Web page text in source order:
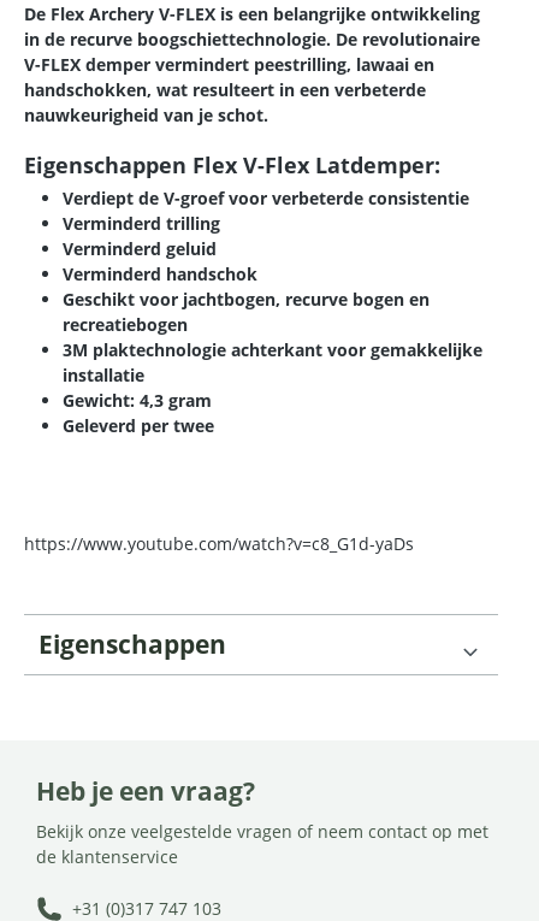
De Flex Archery V-FLEX is een belangrijke ontwikkeling
in de recurve boogschiettechnologie. De revolutionaire
V-FLEX demper vermindert peestrilling, lawaai en
handschokken, wat resulteert in een verbeterde
nauwkeurigheid van je schot.
Eigenschappen Flex V-Flex Latdemper:
Verdiept de V-groef voor verbeterde consistentie
Verminderd trilling
Verminderd geluid
Verminderd handschok
Geschikt voor jachtbogen, recurve bogen en
recreatiebogen
3M plaktechnologie achterkant voor gemakkelijke
installatie
Gewicht: 4,3 gram
Geleverd per twee
https://www.youtube.com/watch?v=c8_G1d-yaDs
Eigenschappen
Heb je een vraag?
Bekijk onze veelgestelde vragen of neem contact op met
de klantenservice
+31 (0)317 747 103